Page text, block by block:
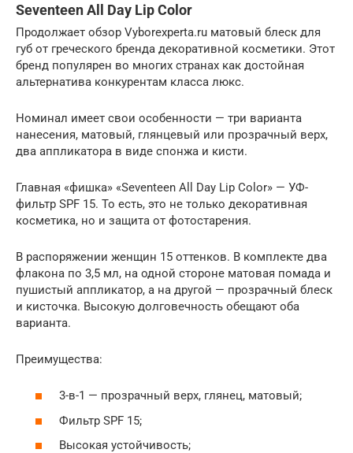
Seventeen All Day Lip Color
Продолжает обзор Vyborexperta.ru матовый блеск для
губ от греческого бренда декоративной косметики. Этот
бренд популярен во многих странах как достойная
альтернатива конкурентам класса люкс.
Номинал имеет свои особенности — три варианта
нанесения, матовый, глянцевый или прозрачный верх,
два аппликатора в виде спонжа и кисти.
Главная «фишка» «Seventeen All Day Lip Color» — УФ-
фильтр SPF 15. То есть, это не только декоративная
косметика, но и защита от фотостарения.
В распоряжении женщин 15 оттенков. В комплекте два
флакона по 3,5 мл, на одной стороне матовая помада и
пушистый аппликатор, а на другой — прозрачный блеск
и кисточка. Высокую долговечность обещают оба
варианта.
Преимущества:
3-в-1 — прозрачный верх, глянец, матовый;
Фильтр SPF 15;
Высокая устойчивость;